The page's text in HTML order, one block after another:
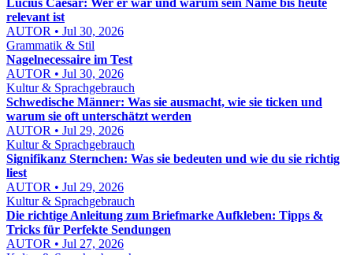
Lucius Caesar: Wer er war und warum sein Name bis heute
relevant ist
AUTOR • Jul 30, 2026
Grammatik & Stil
Nagelnecessaire im Test
AUTOR • Jul 30, 2026
Kultur & Sprachgebrauch
Schwedische Männer: Was sie ausmacht, wie sie ticken und
warum sie oft unterschätzt werden
AUTOR • Jul 29, 2026
Kultur & Sprachgebrauch
Signifikanz Sternchen: Was sie bedeuten und wie du sie richtig
liest
AUTOR • Jul 29, 2026
Kultur & Sprachgebrauch
Die richtige Anleitung zum Briefmarke Aufkleben: Tipps &
Tricks für Perfekte Sendungen
AUTOR • Jul 27, 2026